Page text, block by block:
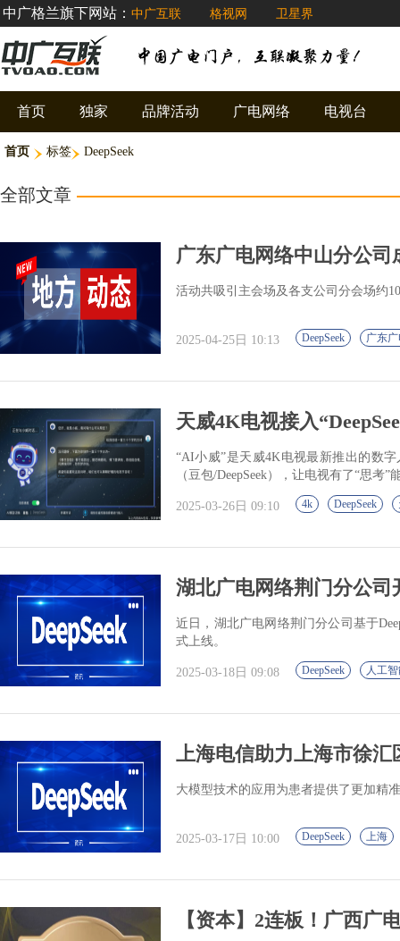
中广格兰旗下网站： 中广互联 格视网 卫星界
首页 独家 品牌活动 广电网络 电视台
首页 标签 DeepSeek
全部文章
广东广电网络中山分公司
活动共吸引主会场及各支公司分会场约
2025-04-25日 10:13 DeepSeek 广东
天威4K电视接入
“AI小威”是天威4K电视最新推出的数
（豆包/DeepSeek），让电视有了“思考”
2025-03-26日 09:10 4k DeepSeek
湖北广电网络荆门分公司
近日，湖北广电网络荆门分公司基于
式上线。
2025-03-18日 09:08 DeepSeek 人工
上海电信助力上海市徐汇
大模型技术的应用为患者提供了更加精
2025-03-17日 10:00 DeepSeek 上海
【资本】2连板！广西广